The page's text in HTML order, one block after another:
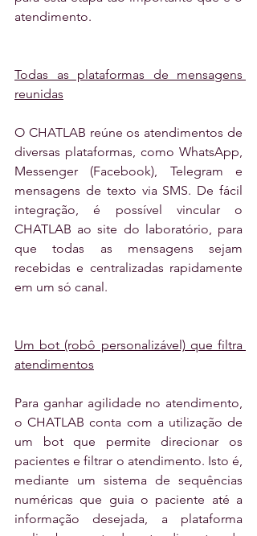
atendimento.
Todas as plataformas de mensagens
reunidas
O CHATLAB reúne os atendimentos de
diversas plataformas, como WhatsApp,
Messenger (Facebook), Telegram e
mensagens de texto via SMS. De fácil
integração, é possível vincular o
CHATLAB ao site do laboratório, para
que todas as mensagens sejam
recebidas e centralizadas rapidamente
em um só canal.
Um bot (robô personalizável) que filtra
atendimentos
Para ganhar agilidade no atendimento,
o CHATLAB conta com a utilização de
um bot que permite direcionar os
pacientes e filtrar o atendimento. Isto é,
mediante um sistema de sequências
numéricas que guia o paciente até a
informação desejada, a plataforma